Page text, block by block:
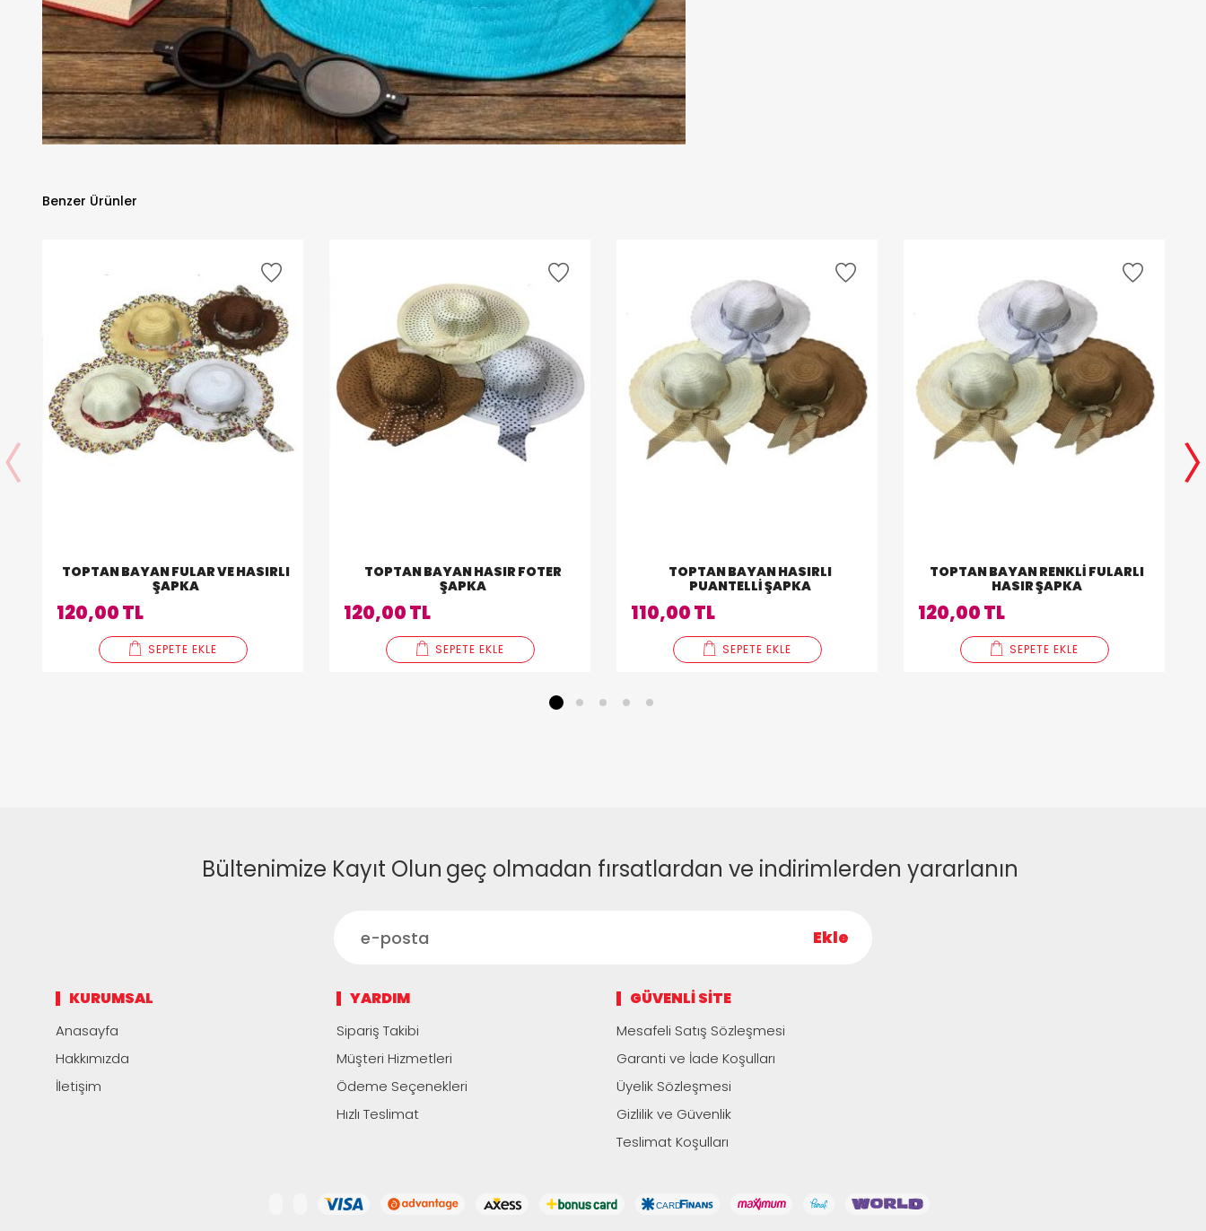
Benzer Ürünler
TOPTAN BAYAN FULAR VE HASIRLI
ŞAPKA
120,00 TL
SEPETE EKLE
TOPTAN BAYAN HASIR FOTER
ŞAPKA
120,00 TL
SEPETE EKLE
TOPTAN BAYAN HASIRLI
PUANTELLI ŞAPKA
110,00 TL
SEPETE EKLE
TOPTAN BAYAN RENKLI FULARLI
HASIR ŞAPKA
120,00 TL
SEPETE EKLE
2 3 4 5
Bültenimize Kayıt Olun geç olmadan fırsatlardan ve indirimlerden yararlanın
Ekle
KURUMSAL
Anasayfa
Hakkımızda
İletişim
YARDIM
Sipariş Takibi
Müşteri Hizmetleri
Ödeme Seçenekleri
Hızlı Teslimat
GÜVENLI SITE
Mesafeli Satış Sözleşmesi
Garanti ve İade Koşulları
Üyelik Sözleşmesi
Gizlilik ve Güvenlik
Teslimat Koşulları